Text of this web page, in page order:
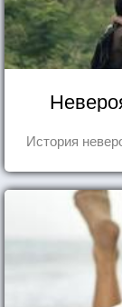
История